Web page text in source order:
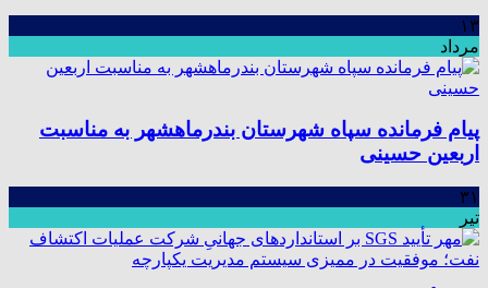
۱۳
مرداد
پیام فرمانده سپاه شهرستان بندرماهشهر به مناسبت
اربعین حسینی
۳۱
تیر